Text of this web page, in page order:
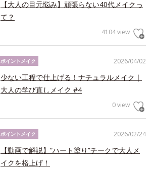
【大人の目元悩み】頑張らない40代メイクっ
て？
4104 view
2026/04/02
ポイントメイク
少ない工程で仕上げる！ナチュラルメイク｜
大人の学び直しメイク #4
0 view
2026/02/24
ポイントメイク
【動画で解説】“ハート塗り”チークで大人メ
イクを格上げ！